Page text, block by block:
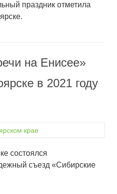
праздник отметила
на Енисее»
в 2021 году
состоялся
съезд «Сибирские